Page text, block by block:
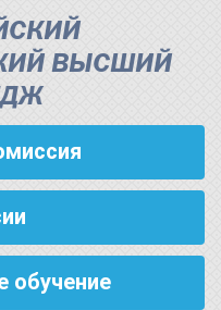
ВЫСШИЙ
обучение